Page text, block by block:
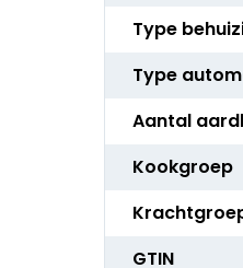
Type
Type
Aantal
Kookgroep
GTIN